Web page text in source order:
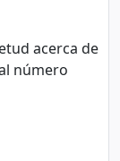
acerca de
número